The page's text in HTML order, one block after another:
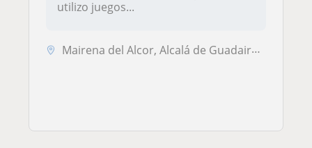
utilizo juegos...
Mairena del Alcor, Alcalá de Guadaira, Carmona, Dos Hermanas, El Viso ...